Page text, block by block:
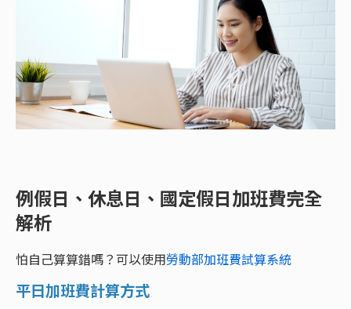
例假日、休息日、國定假日加班費完全
解析
怕自己算算錯嗎？可以使用勞動部加班費試算系統
平日加班費計算方式